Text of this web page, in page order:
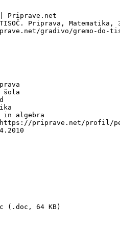
| Priprave.net
TISOČ. Priprava,
gradivo/gremo-do-
šola
in algebra
priprave.net/profil/
(.doc, 64 KB)